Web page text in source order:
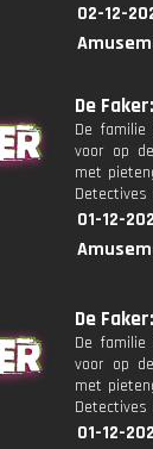
02-12-
De
De familie
voor op
met
Detectives
01-12-
De
De familie
voor op
met
Detectives
01-12-